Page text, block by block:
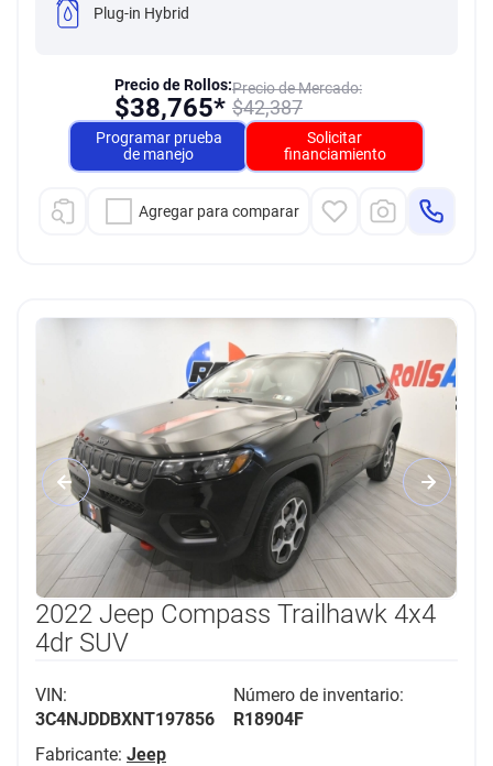
Plug-in Hybrid
Precio de Mercado:
$42,387
Precio de Rollos:
$38,765*
Programar prueba
de manejo
Solicitar
financiamiento
Agregar para comparar
2022 Jeep Compass Trailhawk 4x4
4dr SUV
VIN:
3C4NJDDBXNT197856
Número de inventario:
R18904F
Fabricante: Jeep